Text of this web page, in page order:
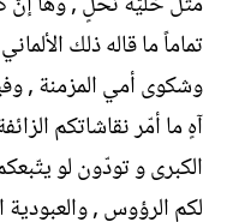
تماماً ما قاله ذلك
وشكوى أمي المزمنة ,
آهٍ ما أمّر نقاشاتكم
الكبرى و تودّون لو
لكم الرؤوس , والعبودية